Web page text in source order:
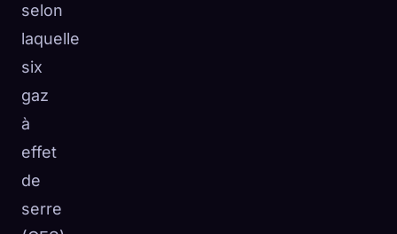
selon
laquelle
six
gaz
à
effet
de
serre